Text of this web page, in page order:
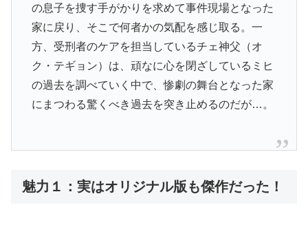
の息子を捜す手がかりを求めて事件現場となった
家に戻り、そこで何者かの気配を感じ取る。一
方、受刑者のケアを担当しているチェ神父（オ
ク・テギョン）は、頑なに心を閉ざしているミヒ
の過去を調べていく中で、惨劇の舞台となった家
にまつわる驚くべき過去を突き止めるのだが…。
魅力１：実はオリジナル版も傑作だった！